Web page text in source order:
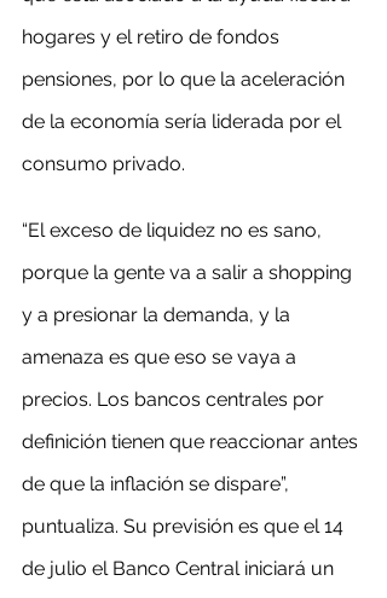
hogares y el retiro de fondos
pensiones, por lo que la aceleración
de la economía sería liderada por el
consumo privado.
“El exceso de liquidez no es sano,
porque la gente va a salir a shopping
y a presionar la demanda, y la
amenaza es que eso se vaya a
precios. Los bancos centrales por
definición tienen que reaccionar antes
de que la inflación se dispare”,
puntualiza. Su previsión es que el 14
de julio el Banco Central iniciará un